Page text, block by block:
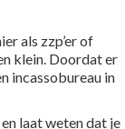
als zzp’er of
klein. Doordat er
incassobureau in
laat weten dat je